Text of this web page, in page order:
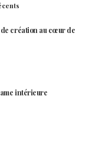
de création au cœur de
intérieure